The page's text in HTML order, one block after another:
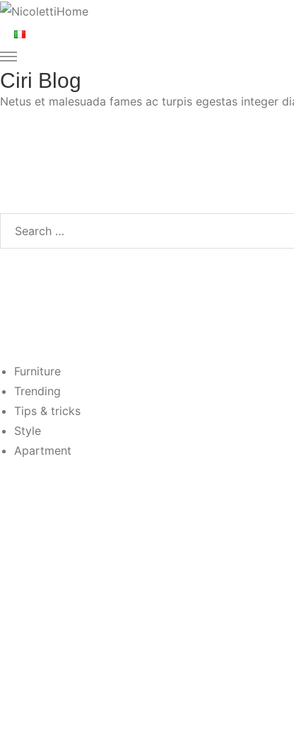
Ciri Blog
Netus et malesuada fames ac turpis egestas integer
Furniture
Trending
Tips & tricks
Style
Apartment